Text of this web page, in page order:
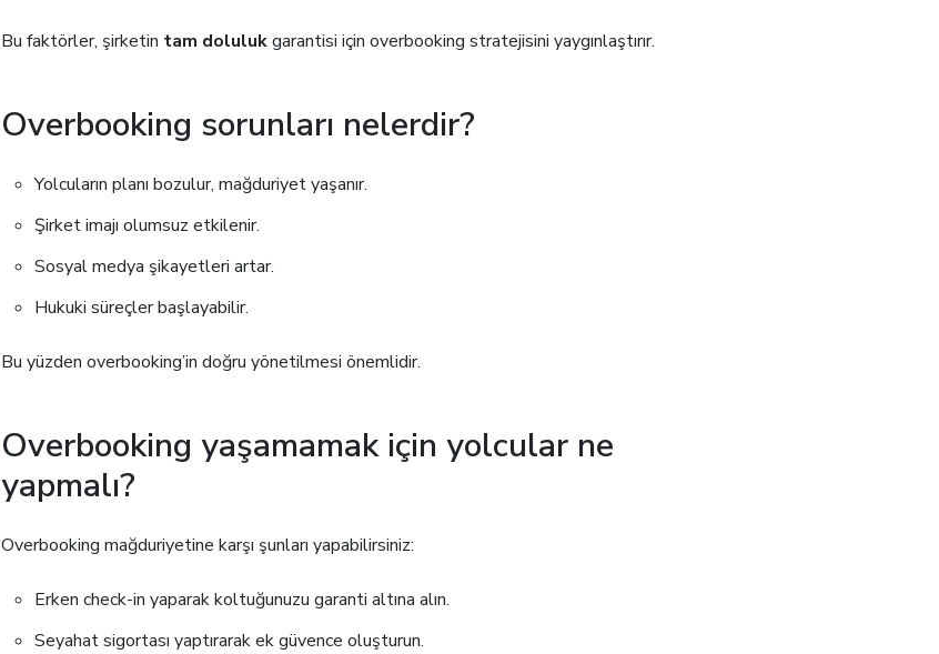
Bu faktörler, şirketin tam dolulukgarantisi için overbooking stratejisini yaygınlaştırır.
Overbooking sorunları nelerdir?
Yolcuların planı bozulur, mağduriyet yaşanır.
Şirket imajı olumsuz etkilenir.
Sosyal medya şikayetleri artar.
Hukuki süreçler başlayabilir.
Bu yüzden overbooking’in doğru yönetilmesi önemlidir.
Overbooking yaşamamak için yolcular ne
yapmalı?
Overbooking mağduriyetine karşı şunları yapabilirsiniz:
Erken check-in yaparak koltuğunuzu garanti altına alın.
Seyahat sigortası yaptırarak ek güvence oluşturun.